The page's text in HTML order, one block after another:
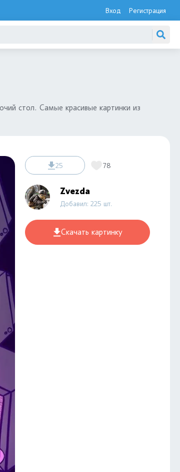
Вход Регистрация
стол. Самые красивые картинки из
25 78
Zvezda
Добавил: 225 шт.
Скачать картинку